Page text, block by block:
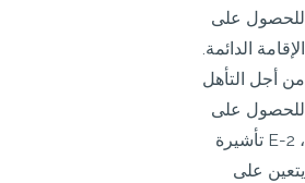
للحصول على
الإقامة الدائمة.
من أجل التأهل
للحصول على
تأشيرة E-2 ،
يتعين على